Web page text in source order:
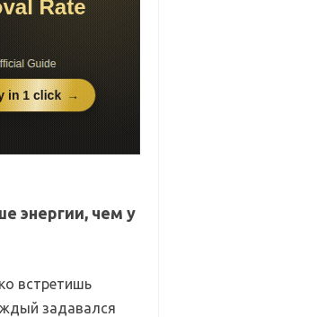
энергии, чем у
встретишь
задавался